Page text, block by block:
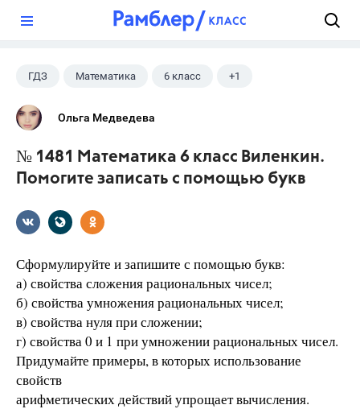
ГДЗ Математика 6 класс +1
Виленкин Н.Я.
Ольга Медведева
№ 1481 Математика 6 класс Виленкин.
Помогите записать с помощью букв
Сформулируйте и запишите с помощью букв:
а) свойства сложения рациональных чисел;
б) свойства умножения рациональных чисел;
в) свойства нуля при сложении;
г) свойства 0 и 1 при умножении рациональных чисел.
Придумайте примеры, в которых использование
свойств
арифметических действий упрощает вычисления.